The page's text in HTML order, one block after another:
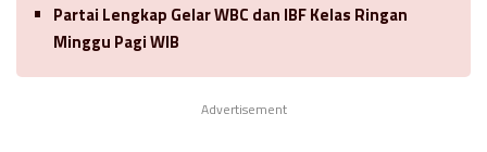
Partai Lengkap Gelar WBC dan IBF Kelas Ringan
Minggu Pagi WIB
Advertisement